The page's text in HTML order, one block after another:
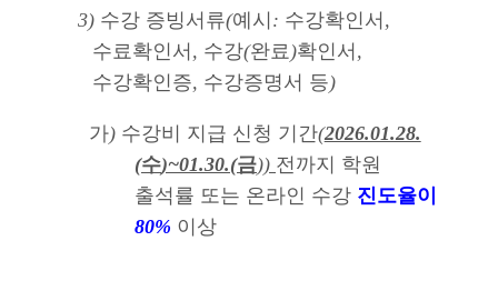
3) 수강 증빙서류(예시 : 수강확인서 ,
수료확인서 , 수강(완료)확인서 ,
수강확인증, 수강증명서 등)
가) 수강비 지급 신청 기간(2026.01.28.
(수)~01.30.(금)) 전까지 학원
출석률 또는 온라인 수강 진도율이
80% 이상